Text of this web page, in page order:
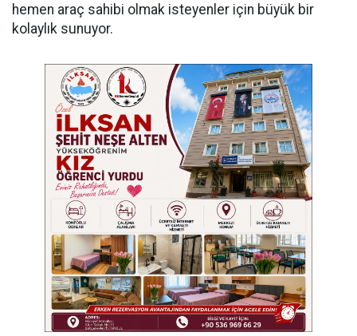
hemen araç sahibi olmak isteyenler için büyük bir
kolaylık sunuyor.